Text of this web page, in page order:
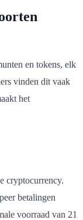
en tokens, elk
vinden dit vaak
het
cryptocurrency.
betalingen
voorraad van 21